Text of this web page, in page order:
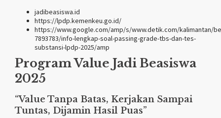
jadibeasiswa.id
https://lpdp.kemenkeu.go.id/
https://www.google.com/amp/s/www.detik.com/kalimantan/
7893783/info-lengkap-soal-passing-grade-tbs-dan-tes-
substansi-lpdp-2025/amp
Program Value Jadi Beasiswa
2025
“Value Tanpa Batas, Kerjakan Sampai
Tuntas, Dijamin Hasil Puas”